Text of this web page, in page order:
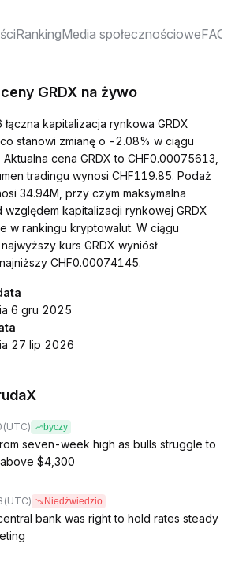
RankingMedia społecznościoweFAQ
GRDX na żywo
kapitalizacja rynkowa GRDX
stanowi zmianę o -2.08% w ciągu
cena GRDX to CHF0.00075613,
tradingu wynosi CHF119.85. Podaż
34.94M, przy czym maksymalna
kapitalizacji rynkowej GRDX
w rankingu kryptowalut. W ciągu
kurs GRDX wyniósł
CHF0.00074145.
6 gru 2025
27 lip 2026
(UTC) byczy
seven-week high as bulls struggle to
$4,300
(UTC) Niedźwiedzio
bank was right to hold rates steady